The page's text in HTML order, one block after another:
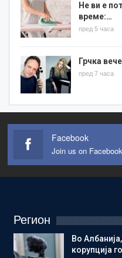
Не ви е
време:…
пред 5 часа
Грчка
пред 7 часа
Facebook
Join us on Facebook
Регион
Во
корупција